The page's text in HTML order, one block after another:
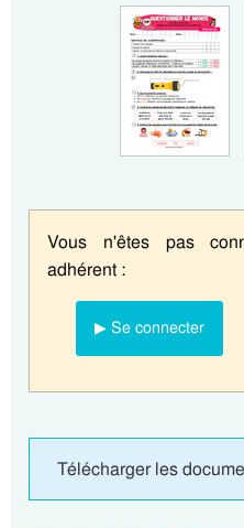
Vous n'êtes pas
adhérent :
▶ Se connecter
Télécharger les